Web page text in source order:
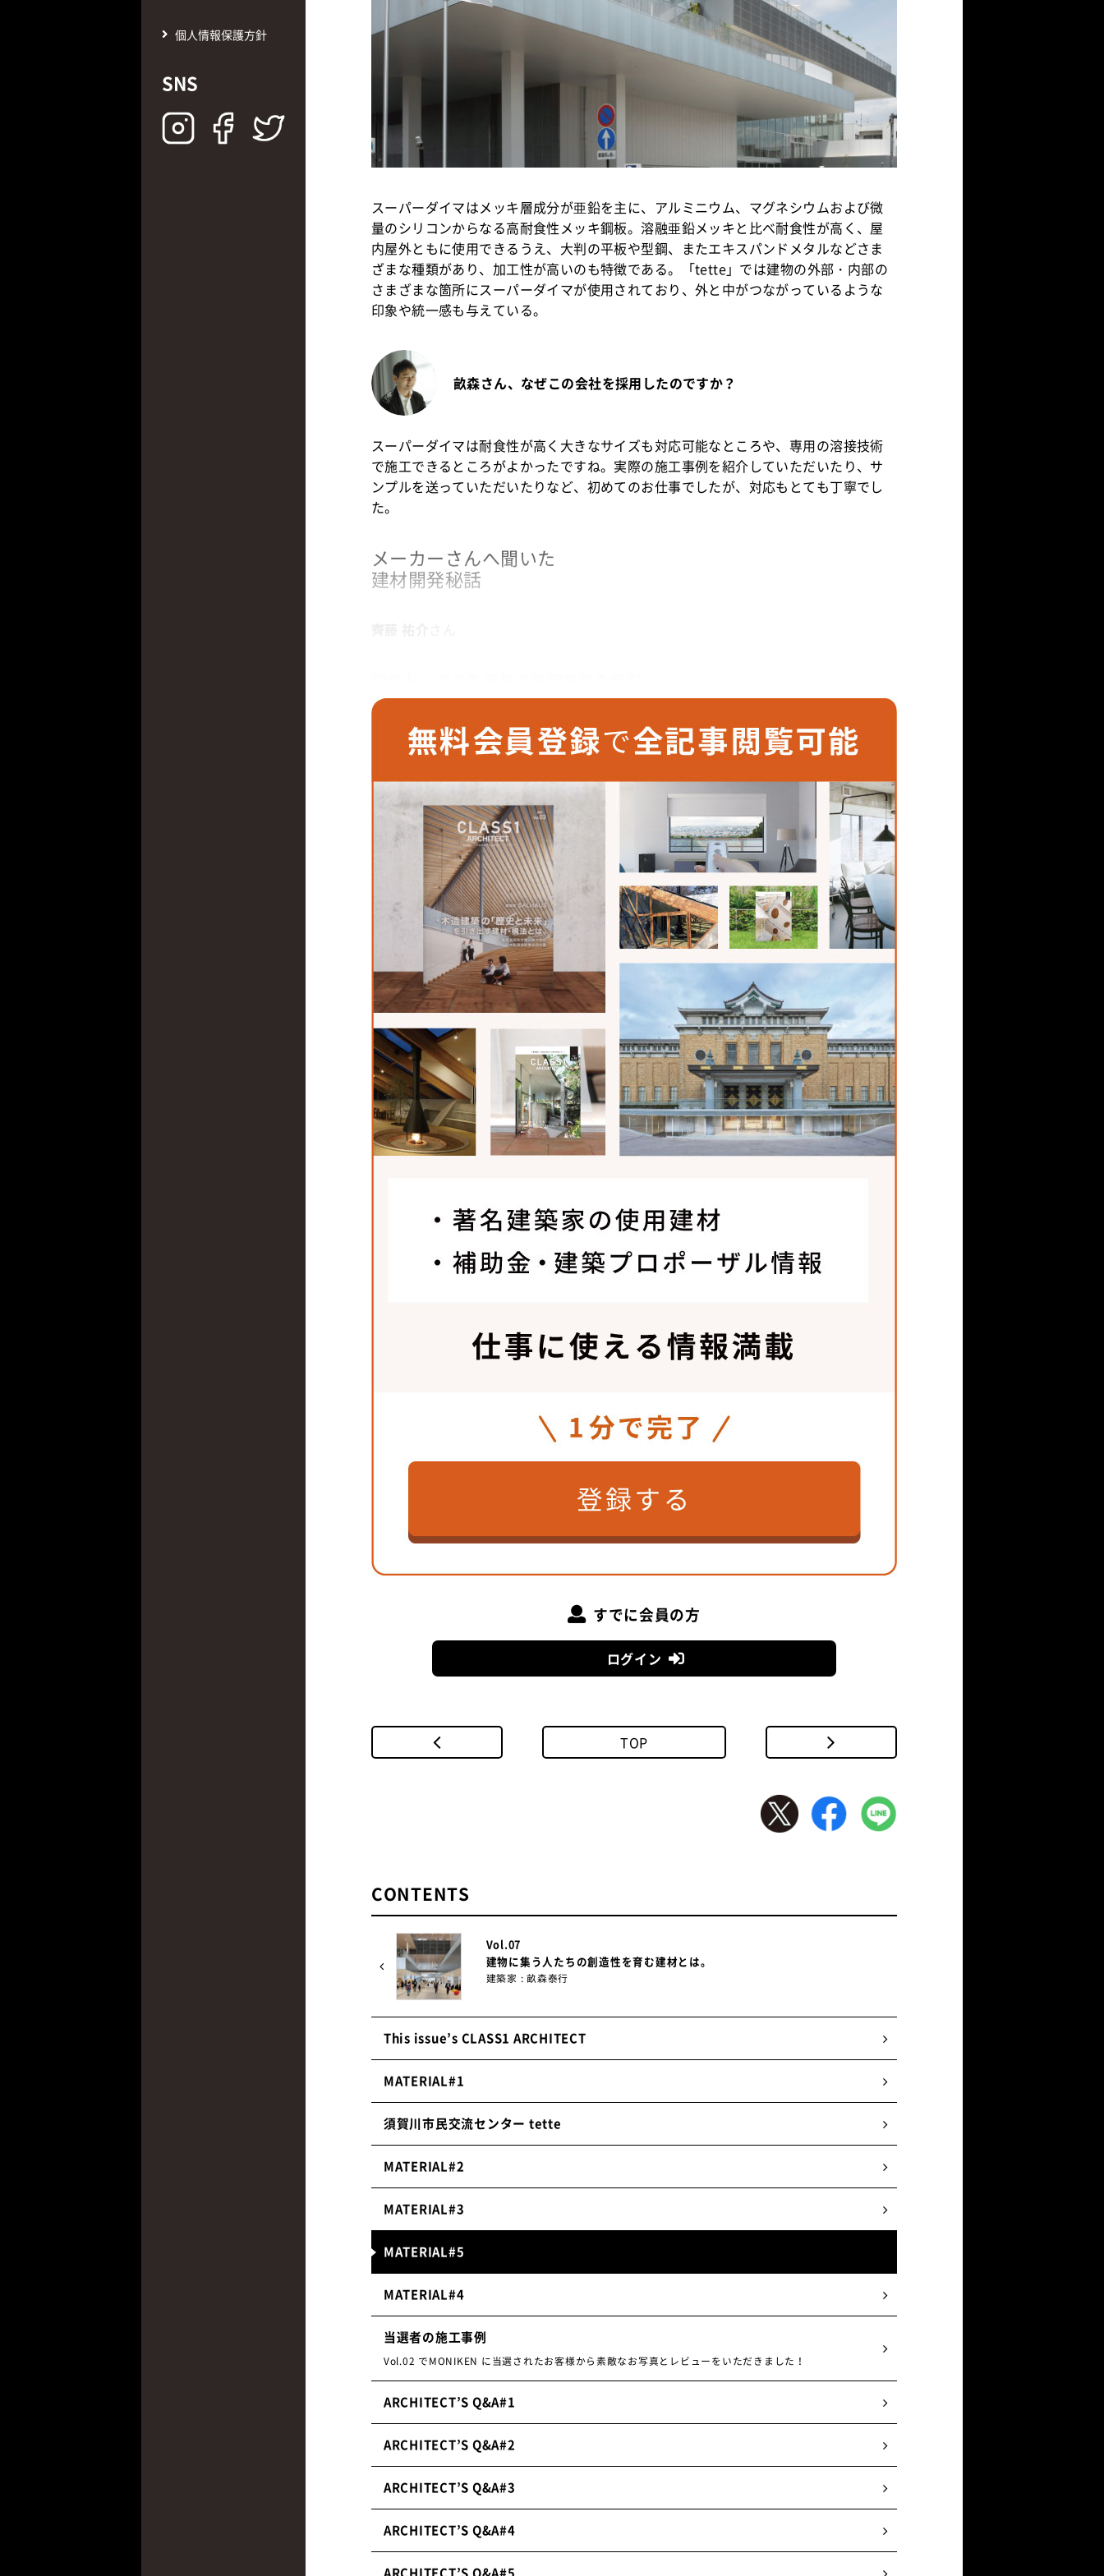
個人情報保護方針
SNS
スーパーダイマはメッキ層成分が亜鉛を主に、アルミニウム、マグネシウムおよび微
量のシリコンからなる高耐食性メッキ鋼板。溶融亜鉛メッキと比べ耐食性が高く、屋
内屋外ともに使用できるうえ、大判の平板や型鋼、またエキスパンドメタルなどさま
ざまな種類があり、加工性が高いのも特徴である。「tette」では建物の外部・内部の
さまざまな箇所にスーパーダイマが使用されており、外と中がつながっているような
印象や統一感も与えている。
畝森さん、なぜこの会社を採用したのですか？
スーパーダイマは耐食性が高く大きなサイズも対応可能なところや、専用の溶接技術
で施工できるところがよかったですね。実際の施工事例を紹介していただいたり、サ
ンプルを送っていただいたりなど、初めてのお仕事でしたが、対応もとても丁寧でし
た。
メーカーさんへ聞いた
建材開発秘話
弊社は国内1位の粗鋼生産量を誇る、鉄鋼業界をリードし続けてきた会社です。スーパ
ーダイマは、弊社が約20年前に開発したメッキ鋼板。世に普及するまでにかなりの時
施工条件に最適な製品として提案
畝森さんからは鋼板を「tette」の外壁に使用すると伺っていました。そこで、加工
性・耐食性能に優れ、施工費や維持費などのコスト削減にもなるスーパーダイマを紹
介させていただきました。スーパーダイマが実際に採用され、完工の報告をいただい
た際は非常に嬉しかったですね。
日本製鉄株式会社の特徴
1. 特殊なメッキ層による防錆性
高い防錆性を有する特殊なメッキ層が鋼板表面に施されており、通常の亜鉛メッキ
鋼板の3～5倍の耐食性能を発揮する。
2. コスト削減・納期短縮
平面部だけでなく、切断端面部まで防食加工が行き届くことで、再メッキや再塗装
日本製鉄株式会社
〒100-8071
FAX：03-6867-4921
MAIL：saito.3m8.yusuke@jp.nipponsteel.com(担当 : 齋藤)
すでに会員の方
ログイン
TOP
CONTENTS
Vol.07
建物に集う人たちの創造性を育む建材とは。
建築家 : 畝森泰行
This issue’s CLASS1 ARCHITECT
MATERIAL#1
須賀川市民交流センター tette
MATERIAL#2
MATERIAL#3
MATERIAL#5
MATERIAL#4
当選者の施工事例
Vol.02 でMONIKEN に当選されたお客様から素敵なお写真とレビューをいただきました！
ARCHITECT’S Q&A#1
ARCHITECT’S Q&A#2
ARCHITECT’S Q&A#3
ARCHITECT’S Q&A#4